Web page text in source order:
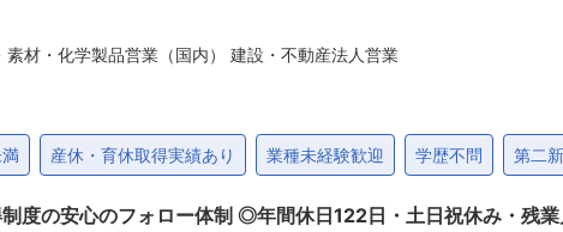
素材・化学製品営業（国内） 建設・不動産法人営業
産休・育休取得実績あり 業種未経験歓迎 学歴不問 第二
安心のフォロー体制 ◎年間休日122日・土日祝休み・残業月10hで働